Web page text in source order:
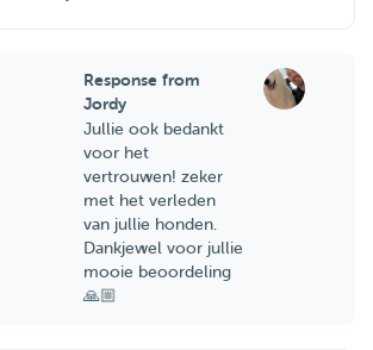
Response from
Jordy
Jullie ook bedankt
voor het
vertrouwen! zeker
met het verleden
van jullie honden.
Dankjewel voor jullie
mooie beoordeling
🙏🏼